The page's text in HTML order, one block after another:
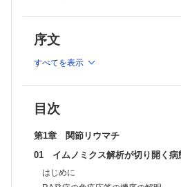
第3章 全身性エリテマトーデス
01 全身性エリテマトーデスにおける
はじめに
SLEにおける自然免疫の異常
おわりに
02 全身性エリテマトーデスにおける
はじめに
全身性エリテマトーデス（SLE）の病態
全身性エリテマトーデスにおける細胞
おわりに
るようになります。タイトルの「フロ
色をお伝えします！
序文
すべてを表示
目次
第1章 関節リウマチ
01 イムノミクス解析が切り開く病
はじめに